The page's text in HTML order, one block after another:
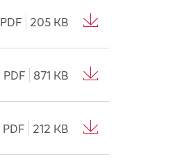
PDF 205 KB
PDF 871 KB
PDF 212 KB